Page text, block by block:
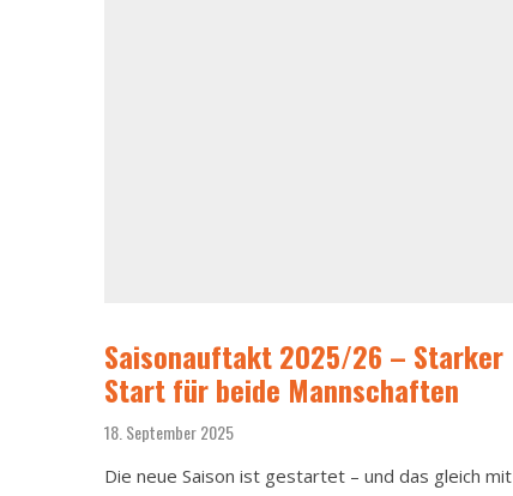
Saisonauftakt 2025/26 – Starker
Start für beide Mannschaften
18. September 2025
Die neue Saison ist gestartet – und das gleich mit